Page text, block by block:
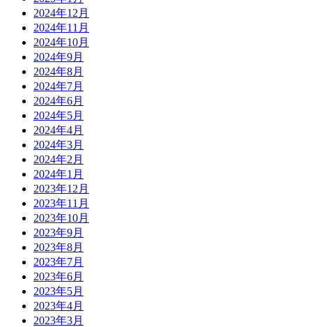
2024年12月
2024年11月
2024年10月
2024年9月
2024年8月
2024年7月
2024年6月
2024年5月
2024年4月
2024年3月
2024年2月
2024年1月
2023年12月
2023年11月
2023年10月
2023年9月
2023年8月
2023年7月
2023年6月
2023年5月
2023年4月
2023年3月